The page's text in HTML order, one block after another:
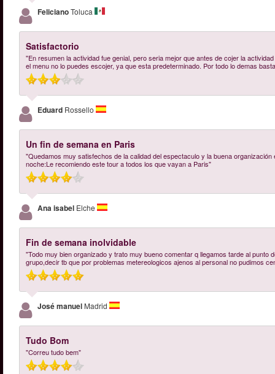
FelicianoToluca
Satisfactorio
"En resumen la actividad fue genial, pero seria mejor que antes de cojer la
el menu no lo puedes escojer, ya que esta predeterminado. Por todo lo demas
Eduard Rossello
Un fin de semana en Paris
"Quedamos muy satisfechos de la calidad del espectaculo y la buena
noche:Le recomiendo este tour a todos los que vayan a Paris"
Ana isabel Elche
Fin de semana inolvidable
"Todo muy bien organizado y trato muy bueno comentar q llegamos tarde al
grupo,decir tb que por problemas metereologicos ajenos al personal no pudimos
José manuel Madrid
Tudo Bom
"Correu tudo bem"